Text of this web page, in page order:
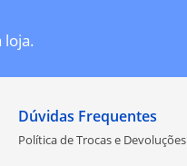
loja.
Dúvidas Frequentes
Política de Trocas e Devoluções